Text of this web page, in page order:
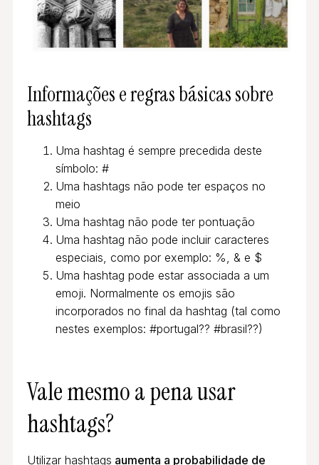
Informações e regras básicas sobre
hashtags
Uma hashtag é sempre precedida deste
símbolo: #
Uma hashtags não pode ter espaços no
meio
Uma hashtag não pode ter pontuação
Uma hashtag não pode incluir caracteres
especiais, como por exemplo: %, & e $
Uma hashtag pode estar associada a um
emoji. Normalmente os emojis são
incorporados no final da hashtag (tal como
nestes exemplos: #portugal?? #brasil??)
Vale mesmo a pena usar
hashtags?
Utilizar hashtags aumenta a probabilidade de